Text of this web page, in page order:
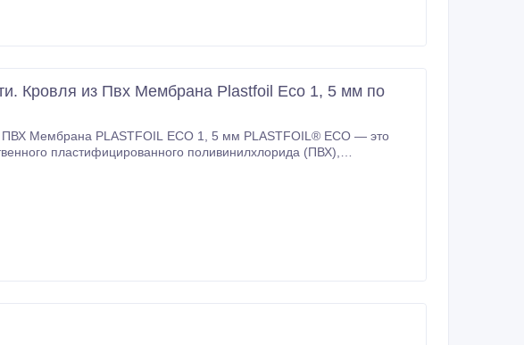
Кровля из Пвх Мембрана Plastfoil Eco 1, 5 мм по
Мембрана PLASTFOIL ECO 1, 5 мм PLASTFOIL® ECO — это
пластифицированного поливинилхлорида (ПВХ),